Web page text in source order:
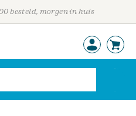
besteld, morgen in huis